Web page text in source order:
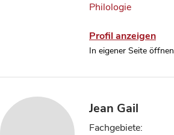
Philologie
Profil anzeigen
In eigener Seite öffnen
Jean Gail
Fachgebiete: